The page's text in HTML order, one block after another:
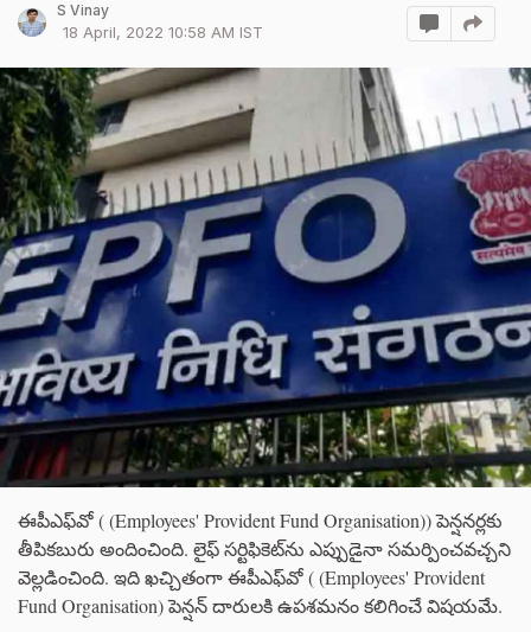
S Vinay
18 April, 2022 10:58 AM IST
ఈపీఎఫ్‌వో ( (Employees' Provident Fund Organisation)) పెన్షనర్లకు
తీపికబురు అందించింది. లైఫ్ సర్టిఫికెట్‌ను ఎప్పుడైనా సమర్పించవచ్చని
వెల్లడించింది. ఇది ఖచ్చితంగా ఈపీఎఫ్‌వో ( (Employees' Provident
Fund Organisation) పెన్షన్ దారులకి ఉపశమనం కలిగించే విషయమే.